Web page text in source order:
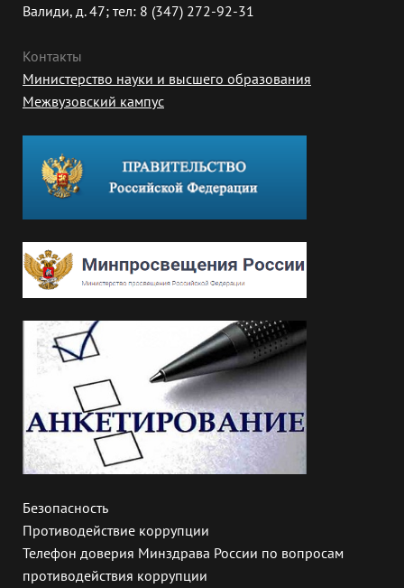
Валиди, д. 47; тел: 8 (347) 272-92-31
Контакты
Министерство науки и высшего образования
Межвузовский кампус
Безопасность
Противодействие коррупции
Телефон доверия Минздрава России по вопросам
противодействия коррупции